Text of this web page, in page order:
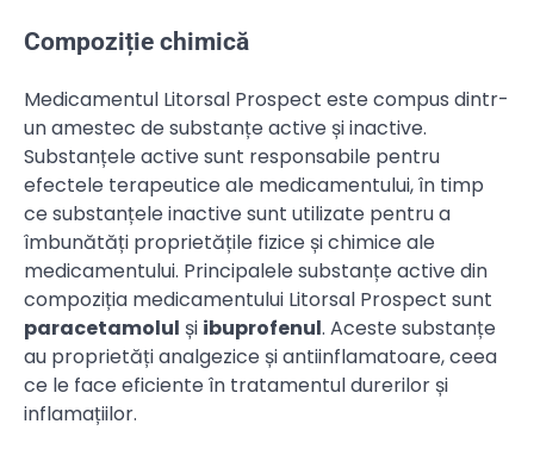
Compoziție chimică
Medicamentul Litorsal Prospect este compus dintr-
un amestec de substanțe active și inactive.
Substanțele active sunt responsabile pentru
efectele terapeutice ale medicamentului, în timp
ce substanțele inactive sunt utilizate pentru a
îmbunătăți proprietățile fizice și chimice ale
medicamentului. Principalele substanțe active din
compoziția medicamentului Litorsal Prospect sunt
paracetamolul și ibuprofenul. Aceste substanțe
au proprietăți analgezice și antiinflamatoare, ceea
ce le face eficiente în tratamentul durerilor și
inflamațiilor.